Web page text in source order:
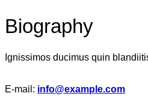
Biography
Ignissimos ducimus quin
E-mail: info@example.com